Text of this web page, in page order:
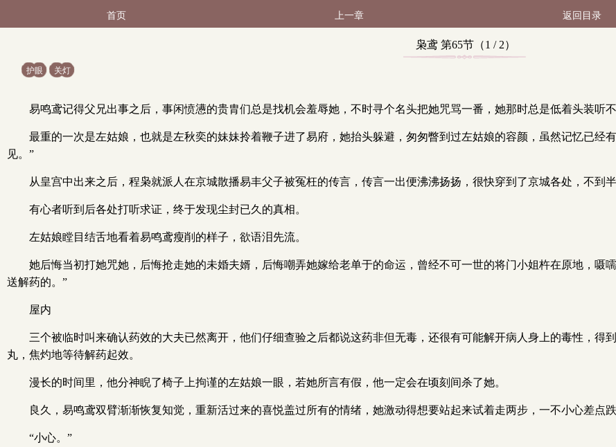
首页 上一章 返回目录
枭鸢 第65节（1 / 2）
护眼 关灯
易鸣鸢记得父兄出事之后，事闲愤懑的贵胄们总是找机会羞辱她，不时寻个名头把她咒骂一番，她那时总是低着头装听
最重的一次是左姑娘，也就是左秋奕的妹妹拎着鞭子进了易府，她抬头躲避，匆匆瞥到过左姑娘的容颜，虽然记忆已经
见。”
从皇宫中出来之后，程枭就派人在京城散播易丰父子被冤枉的传言，传言一出便沸沸扬扬，很快穿到了京城各处，不到
有心者听到后各处打听求证，终于发现尘封已久的真相。
左姑娘瞠目结舌地看着易鸣鸢瘦削的样子，欲语泪先流。
她后悔当初打她咒她，后悔抢走她的未婚夫婿，后悔嘲弄她嫁给老单于的命运，曾经不可一世的将门小姐杵在原地，
送解药的。”
屋内
三个被临时叫来确认药效的大夫已然离开，他们仔细查验之后都说这药非但无毒，还很有可能解开病人身上的毒性，得
丸，焦灼地等待解药起效。
漫长的时间里，他分神睨了椅子上拘谨的左姑娘一眼，若她所言有假，他一定会在顷刻间杀了她。
良久，易鸣鸢双臂渐渐恢复知觉，重新活过来的喜悦盖过所有的情绪，她激动得想要站起来试着走两步，一不小心差点跌
“小心。”